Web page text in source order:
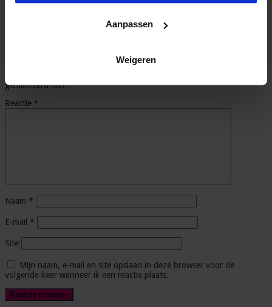
Aanpassen
Weigeren
- blog.secretary.nl
Uit je comfort zone: waarom dit zo lastig én
gemarkeerd met*
Reactie *
Naam *
E-mail *
Site
Mijn naam, e-mail en site opslaan in deze browser voor de
volgende keer wanneer ik een reactie plaats.